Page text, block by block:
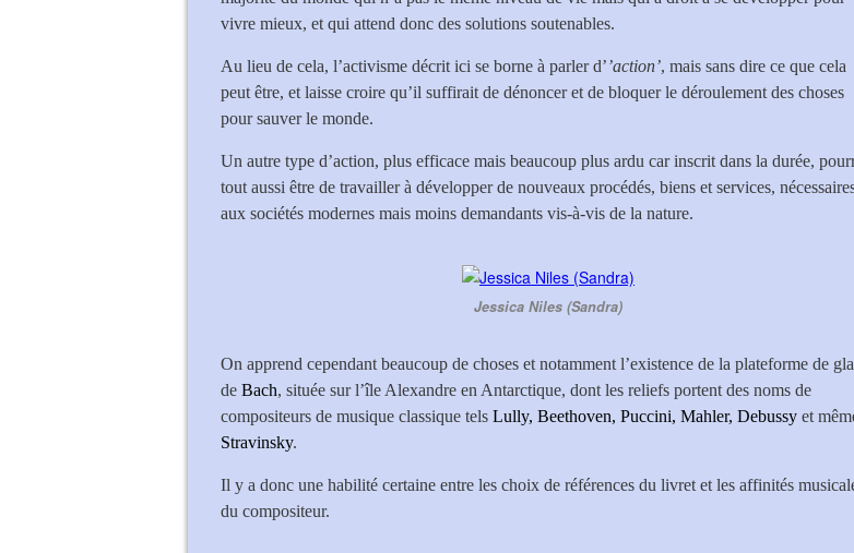
vivre mieux, et qui attend donc des solutions soutenables.
Au lieu de cela, l’activisme décrit ici se borne à parler d’’action’, mais sans dire ce que cela
peut être, et laisse croire qu’il suffirait de dénoncer et de bloquer le déroulement des choses
pour sauver le monde.
Un autre type d’action, plus efficace mais beaucoup plus ardu car inscrit dans la durée,
tout aussi être de travailler à développer de nouveaux procédés, biens et services,
aux sociétés modernes mais moins demandants vis-à-vis de la nature.
Jessica Niles (Sandra)
On apprend cependant beaucoup de choses et notamment l’existence de la plateforme de
de Bach, située sur l’île Alexandre en Antarctique, dont les reliefs portent des noms de
compositeurs de musique classique tels Lully, Beethoven, Puccini, Mahler, Debussy et
Stravinsky.
Il y a donc une habilité certaine entre les choix de références du livret et les affinités
du compositeur.